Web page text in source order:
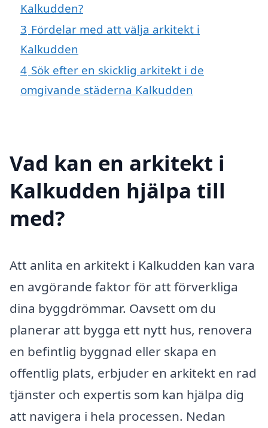
Kalkudden?
3 Fördelar med att välja arkitekt i
Kalkudden
4 Sök efter en skicklig arkitekt i de
omgivande städerna Kalkudden
Vad kan en arkitekt i
Kalkudden hjälpa till
med?
Att anlita en arkitekt i Kalkudden kan vara
en avgörande faktor för att förverkliga
dina byggdrömmar. Oavsett om du
planerar att bygga ett nytt hus, renovera
en befintlig byggnad eller skapa en
offentlig plats, erbjuder en arkitekt en rad
tjänster och expertis som kan hjälpa dig
att navigera i hela processen. Nedan